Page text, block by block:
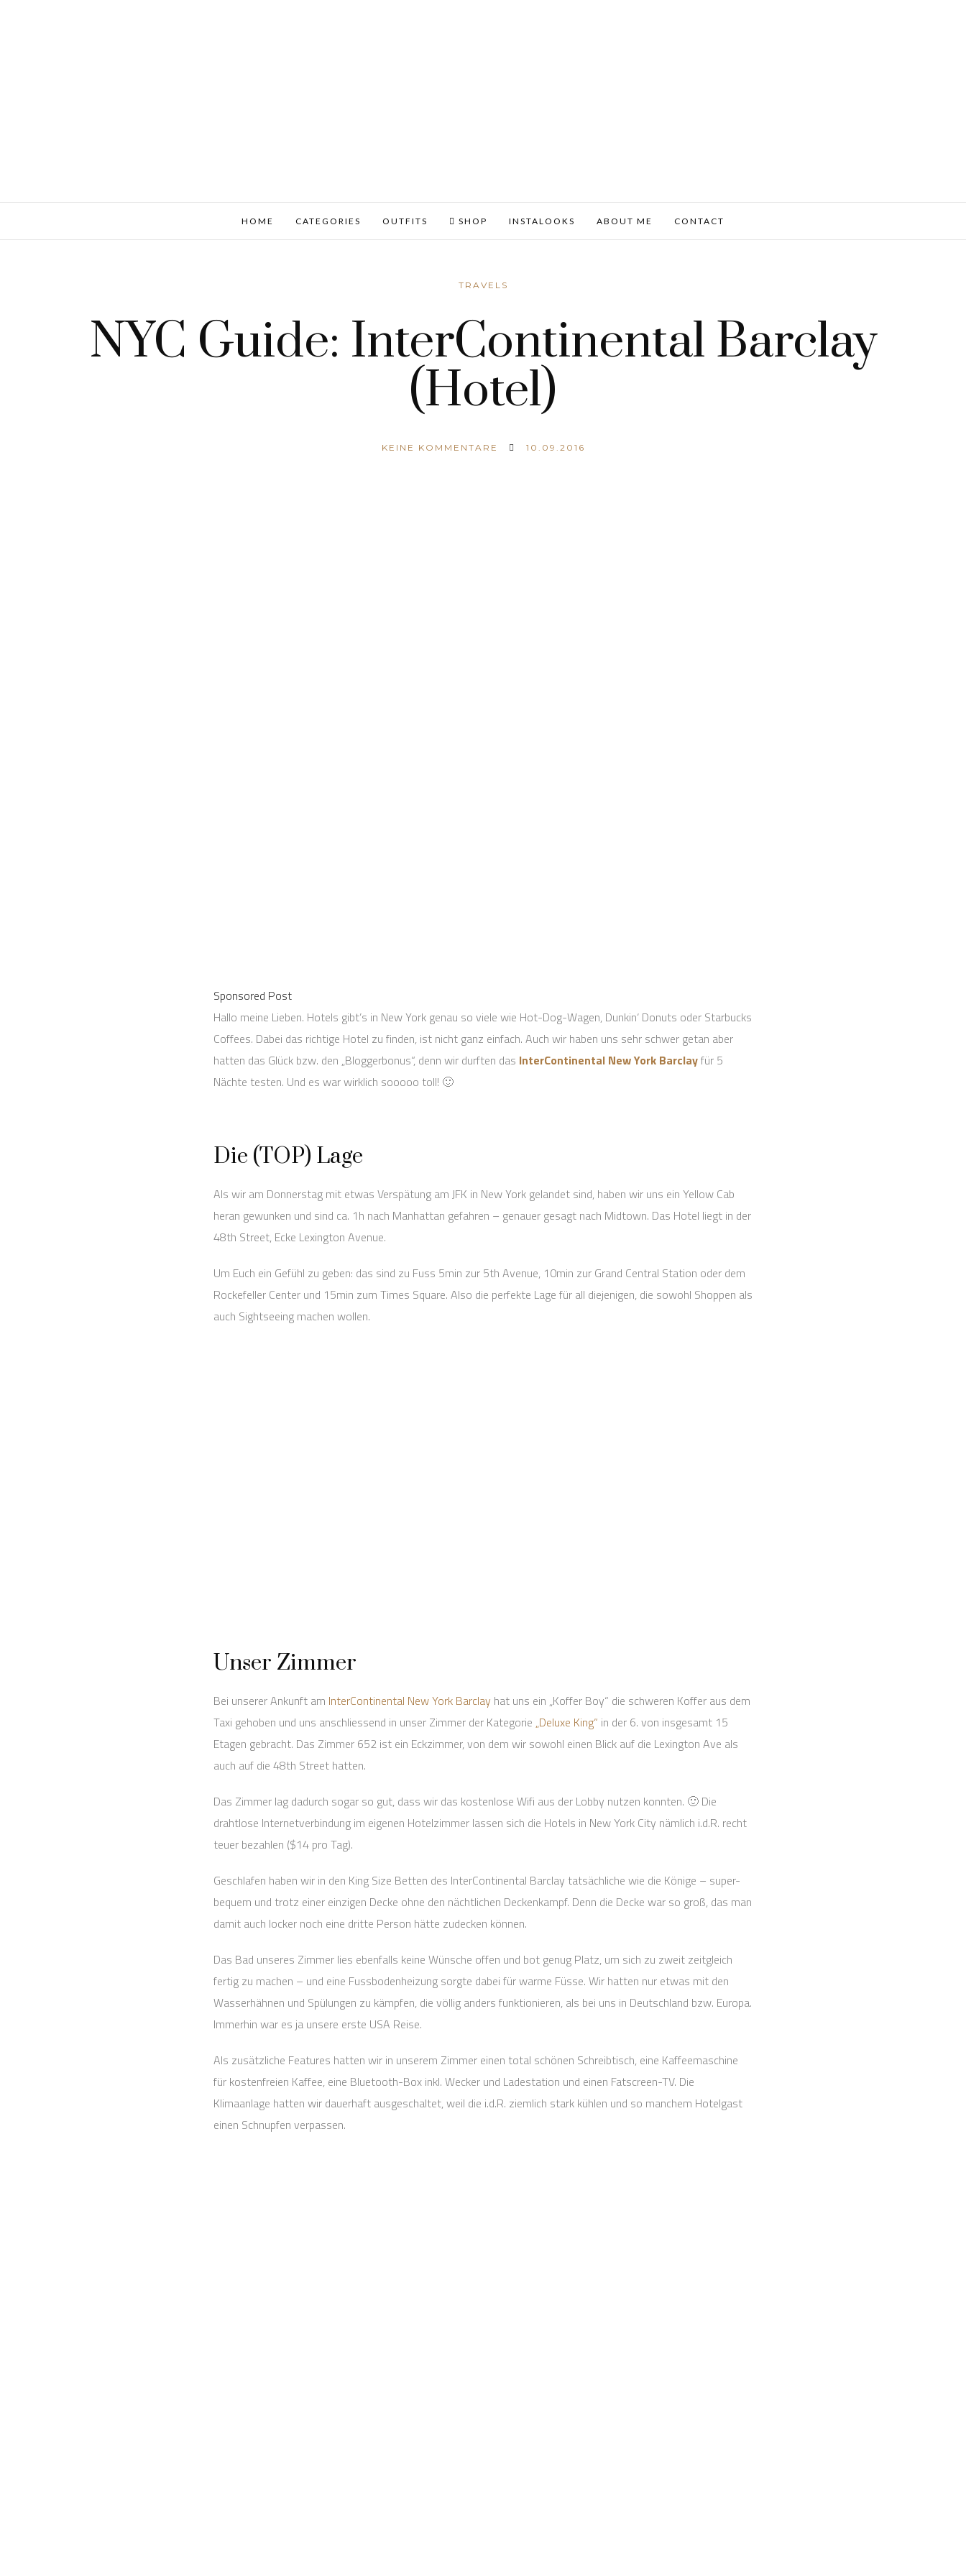
HOME CATEGORIES OUTFITS SHOP INSTALOOKS ABOUT ME CONTACT
TRAVELS
NYC Guide: InterContinental Barclay
(Hotel)
KEINE KOMMENTARE 10.09.2016
Sponsored Post
Hallo meine Lieben. Hotels gibt’s in New York genau so viele wie Hot-Dog-Wagen, Dunkin‘ Donuts oder Starbucks
Coffees. Dabei das richtige Hotel zu finden, ist nicht ganz einfach. Auch wir haben uns sehr schwer getan aber
hatten das Glück bzw. den „Bloggerbonus“, denn wir durften das InterContinental New York Barclayfür 5
Nächte testen. Und es war wirklich sooooo toll! 🙂
Die (TOP) Lage
Als wir am Donnerstag mit etwas Verspätung am JFK in New York gelandet sind, haben wir uns ein Yellow Cab
heran gewunken und sind ca. 1h nach Manhattan gefahren – genauer gesagt nach Midtown. Das Hotel liegt in der
48th Street, Ecke Lexington Avenue.
Um Euch ein Gefühl zu geben: das sind zu Fuss 5min zur 5th Avenue, 10min zur Grand Central Station oder dem
Rockefeller Center und 15min zum Times Square. Also die perfekte Lage für all diejenigen, die sowohl Shoppen als
auch Sightseeing machen wollen.
Unser Zimmer
Bei unserer Ankunft am InterContinental New York Barclay hat uns ein „Koffer Boy“ die schweren Koffer aus dem
Taxi gehoben und uns anschliessend in unser Zimmer der Kategorie „Deluxe King“ in der 6. von insgesamt 15
Etagen gebracht. Das Zimmer 652 ist ein Eckzimmer, von dem wir sowohl einen Blick auf die Lexington Ave als
auch auf die 48th Street hatten.
Das Zimmer lag dadurch sogar so gut, dass wir das kostenlose Wifi aus der Lobby nutzen konnten. 🙂 Die
drahtlose Internetverbindung im eigenen Hotelzimmer lassen sich die Hotels in New York City nämlich i.d.R. recht
teuer bezahlen ($14 pro Tag).
Geschlafen haben wir in den King Size Betten des InterContinental Barclay tatsächliche wie die Könige – super-
bequem und trotz einer einzigen Decke ohne den nächtlichen Deckenkampf. Denn die Decke war so groß, das man
damit auch locker noch eine dritte Person hätte zudecken können.
Das Bad unseres Zimmer lies ebenfalls keine Wünsche offen und bot genug Platz, um sich zu zweit zeitgleich
fertig zu machen – und eine Fussbodenheizung sorgte dabei für warme Füsse. Wir hatten nur etwas mit den
Wasserhähnen und Spülungen zu kämpfen, die völlig anders funktionieren, als bei uns in Deutschland bzw. Europa.
Immerhin war es ja unsere erste USA Reise.
Als zusätzliche Features hatten wir in unserem Zimmer einen total schönen Schreibtisch, eine Kaffeemaschine
für kostenfreien Kaffee, eine Bluetooth-Box inkl. Wecker und Ladestation und einen Fatscreen-TV. Die
Klimaanlage hatten wir dauerhaft ausgeschaltet, weil die i.d.R. ziemlich stark kühlen und so manchem Hotelgast
einen Schnupfen verpassen.